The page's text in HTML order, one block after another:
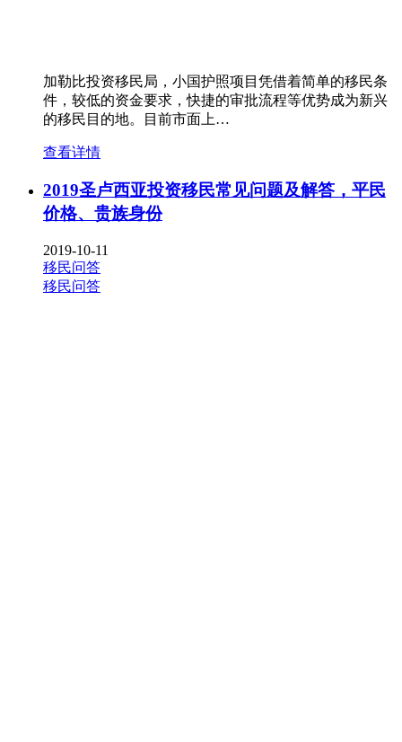
加勒比投资移民局，小国护照项目凭借着简单的移民条
件，较低的资金要求，快捷的审批流程等优势成为新兴
的移民目的地。目前市面上…
查看详情
2019圣卢西亚投资移民常见问题及解答，平民
价格、贵族身份
2019-10-11
移民问答
移民问答